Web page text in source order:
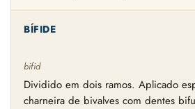
BÍFIDE
bifid
Dividido em dois ramos. Aplicado
charneira de bivalves com dentes